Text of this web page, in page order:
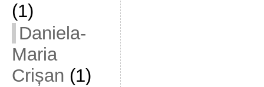
(1)
Daniela-
Maria
Crișan (1)